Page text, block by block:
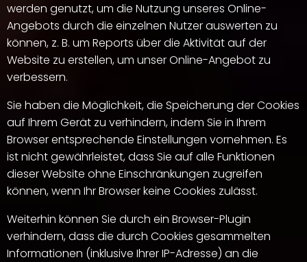
werden genutzt, um die Nutzung unseres Online-
Angebots durch die einzelnen Nutzer auswerten zu
können, z. B. um Reports über die Aktivität auf der
Website zu erstellen, um unser Online-Angebot zu
verbessern.
Sie haben die Möglichkeit, die Speicherung der Cookies
auf Ihrem Gerät zu verhindern, indem Sie in Ihrem
Browser entsprechende Einstellungen vornehmen. Es
ist nicht gewährleistet, dass Sie auf alle Funktionen
dieser Website ohne Einschränkungen zugreifen
können, wenn Ihr Browser keine Cookies zulässt.
Weiterhin können Sie durch ein Browser-Plugin
verhindern, dass die durch Cookies gesammelten
Informationen (inklusive Ihrer IP-Adresse) an die